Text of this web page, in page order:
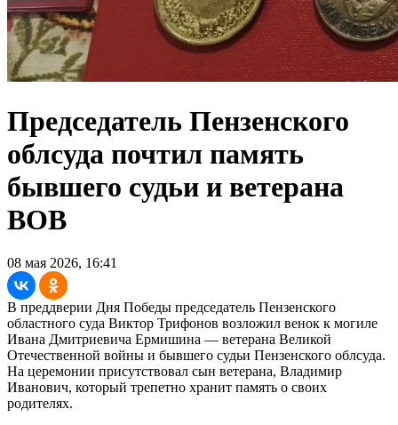
Председатель Пензенского
облсуда почтил память
бывшего судьи и ветерана
ВОВ
08 мая 2026, 16:41
В преддверии Дня Победы председатель Пензенского
областного суда Виктор Трифонов возложил венок к могиле
Ивана Дмитриевича Ермишина — ветерана Великой
Отечественной войны и бывшего судьи Пензенского облсуда.
На церемонии присутствовал сын ветерана, Владимир
Иванович, который трепетно хранит память о своих
родителях.